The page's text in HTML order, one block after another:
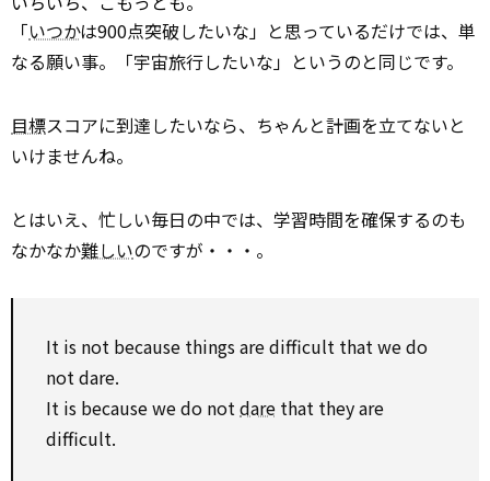
「いつかは900点突破したいな」と思っているだけでは、単
なる願い事。「宇宙旅行したいな」というのと同じです。
目標スコアに到達したいなら、ちゃんと計画を立てないと
いけませんね。
とはいえ、忙しい毎日の中では、学習時間を確保するのも
なかなか難しいのですが・・・。
It is not because things are difficult that we do
not dare.
It is because we do notdare that they are
difficult.